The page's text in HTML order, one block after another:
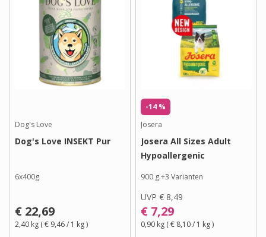
Dog's Love
Dog's Love INSEKT Pur
6x400g
€ 22,69
2,40 kg (€ 9,46/ 1 kg)
-14 %
Josera
Josera All Sizes Adult
Hypoallergenic
900 g+3 Varianten
UVP € 8,49
€ 7,29
0,90 kg (€ 8,10/ 1 kg)